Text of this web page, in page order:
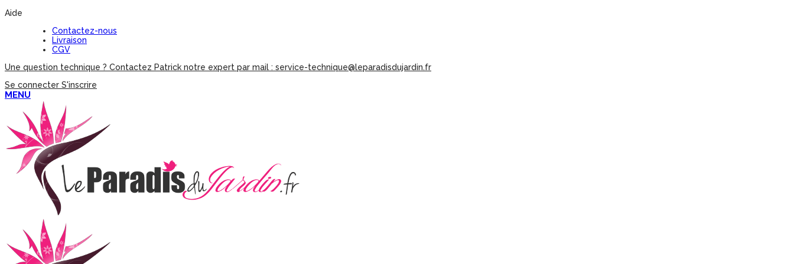
Aide
Contactez-nous
Livraison
CGV
Une question technique ? Contactez Patrick notre expert par mail : service-technique@leparadisdujardin.fr
Se connecter S'inscrire
MENU